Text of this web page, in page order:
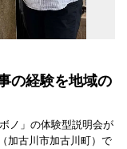
の経験を地域の
ノ」の体験型説明会が
加古川市加古川町）で